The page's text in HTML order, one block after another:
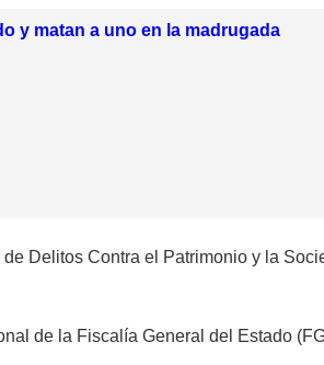
y matan a uno en la madrugada
Delitos Contra el Patrimonio y la
de la Fiscalía General del Estado